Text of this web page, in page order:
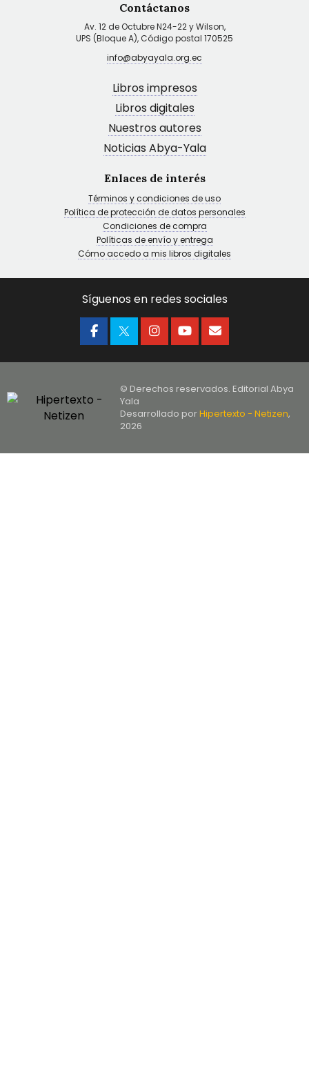
Contáctanos
Av. 12 de Octubre N24-22 y Wilson,
UPS (Bloque A), Código postal 170525
info@abyayala.org.ec
Libros impresos
Libros digitales
Nuestros autores
Noticias Abya-Yala
Enlaces de interés
Términos y condiciones de uso
Política de protección de datos personales
Condiciones de compra
Políticas de envío y entrega
Cómo accedo a mis libros digitales
Síguenos en redes sociales
© Derechos reservados. Editorial Abya
Yala
Desarrollado porHipertexto - Netizen,
2026